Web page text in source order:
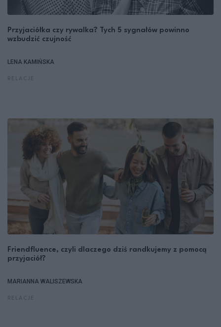
Przyjaciółka czy rywalka? Tych 5 sygnałów powinno
wzbudzić czujność
LENA KAMIŃSKA
Friendfluence, czyli dlaczego dziś randkujemy z pomocą
przyjaciół?
MARIANNA WALISZEWSKA